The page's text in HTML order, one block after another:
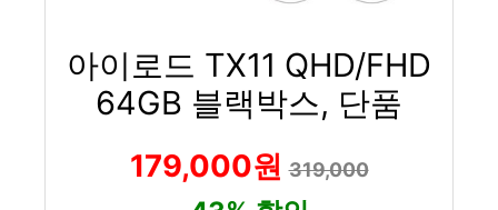
아이로드 TX11 QHD/FHD
64GB 블랙박스, 단품
179,000원319,000